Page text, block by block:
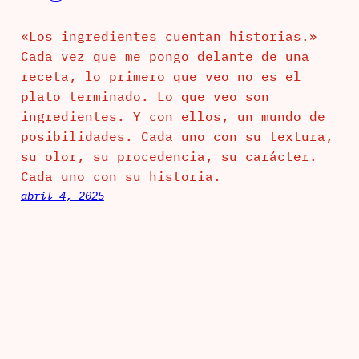
«Los ingredientes cuentan historias.»
Cada vez que me pongo delante de una
receta, lo primero que veo no es el
plato terminado. Lo que veo son
ingredientes. Y con ellos, un mundo de
posibilidades. Cada uno con su textura,
su olor, su procedencia, su carácter.
Cada uno con su historia.
abril 4, 2025